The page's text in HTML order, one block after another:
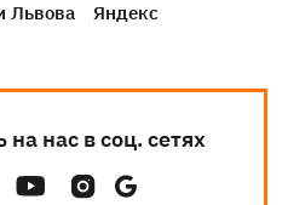
Львова Яндекс
нас в соц. сетях